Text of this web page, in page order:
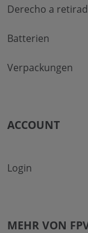
Derecho a
Batterien
Verpackungen
ACCOUNT
Login
MEHR VON